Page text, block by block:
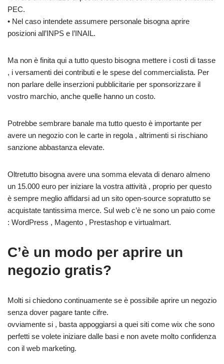
PEC.
• Nel caso intendete assumere personale bisogna aprire
posizioni all’INPS e l’INAIL.
Ma non è finita qui a tutto questo bisogna mettere i costi di tasse
, i versamenti dei contributi e le spese del commercialista. Per
non parlare delle inserzioni pubblicitarie per sponsorizzare il
vostro marchio, anche quelle hanno un costo.
Potrebbe sembrare banale ma tutto questo è importante per
avere un negozio con le carte in regola , altrimenti si rischiano
sanzione abbastanza elevate.
Oltretutto bisogna avere una somma elevata di denaro almeno
un 15.000 euro per iniziare la vostra attività , proprio per questo
è sempre meglio affidarsi ad un sito open-source sopratutto se
acquistate tantissima merce. Sul web c’è ne sono un paio come
: WordPress , Magento , Prestashop e virtualmart.
C’è un modo per aprire un
negozio gratis?
Molti si chiedono continuamente se è possibile aprire un negozio
senza dover pagare tante cifre.
ovviamente si , basta appoggiarsi a quei siti come wix che sono
perfetti se volete iniziare dalle basi e non avete molto confidenza
con il web marketing.